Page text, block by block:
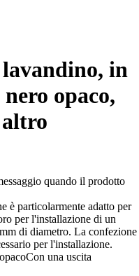
in
opaco,
altro
quando il prodotto
è particolarmente adatto per
per l'installazione di un
di diametro. La confezione
per l'installazione.
Con una uscita